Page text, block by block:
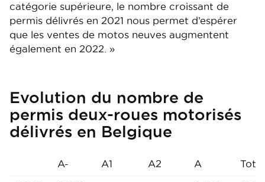
catégorie supérieure, le nombre croissant de
permis délivrés en 2021 nous permet d’espérer
que les ventes de motos neuves augmentent
également en 2022. »
Evolution du nombre de
permis deux-roues motorisés
délivrés en Belgique
A- A1 A2 A Total